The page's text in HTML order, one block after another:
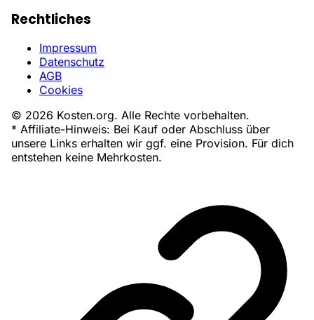
Rechtliches
Impressum
Datenschutz
AGB
Cookies
© 2026 Kosten.org. Alle Rechte vorbehalten.
* Affiliate-Hinweis: Bei Kauf oder Abschluss über
unsere Links erhalten wir ggf. eine Provision. Für dich
entstehen keine Mehrkosten.